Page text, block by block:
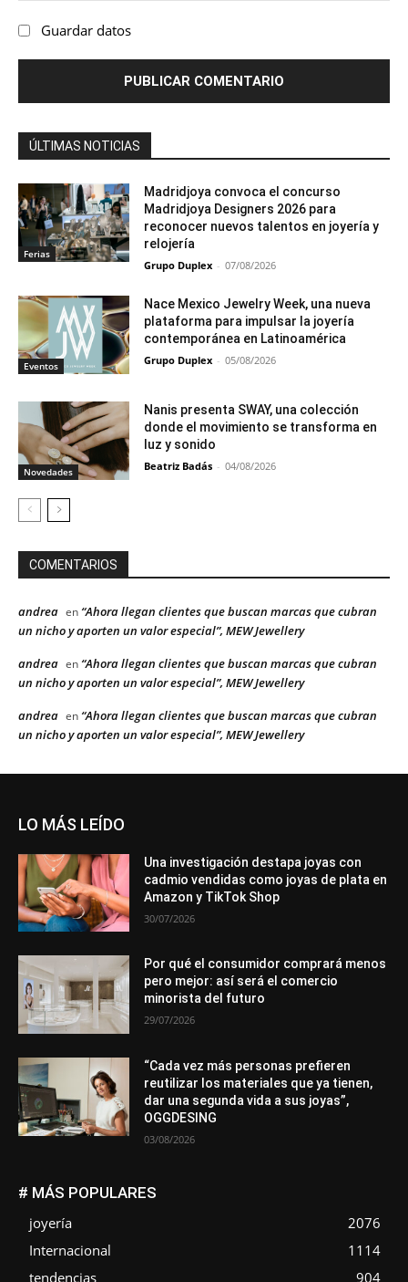
Guardar datos
ÚLTIMAS NOTICIAS
Ferias
Madridjoya convoca el concurso
Madridjoya Designers 2026 para
reconocer nuevos talentos en joyería y
relojería
Grupo Duplex - 07/08/2026
Eventos
Nace Mexico Jewelry Week, una nueva
plataforma para impulsar la joyería
contemporánea en Latinoamérica
Grupo Duplex - 05/08/2026
Novedades
Nanis presenta SWAY, una colección
donde el movimiento se transforma en
luz y sonido
Beatriz Badás - 04/08/2026
COMENTARIOS
andrea en “Ahora llegan clientes que buscan marcas que cubran
un nicho y aporten un valor especial”, MEW Jewellery
andrea en “Ahora llegan clientes que buscan marcas que cubran
un nicho y aporten un valor especial”, MEW Jewellery
andrea en “Ahora llegan clientes que buscan marcas que cubran
un nicho y aporten un valor especial”, MEW Jewellery
LO MÁS LEÍDO
Una investigación destapa joyas con
cadmio vendidas como joyas de plata en
Amazon y TikTok Shop
30/07/2026
Por qué el consumidor comprará menos
pero mejor: así será el comercio
minorista del futuro
29/07/2026
“Cada vez más personas prefieren
reutilizar los materiales que ya tienen,
dar una segunda vida a sus joyas”,
OGGDESING
03/08/2026
# MÁS POPULARES
joyería
2076
Internacional
1114
tendencias
904